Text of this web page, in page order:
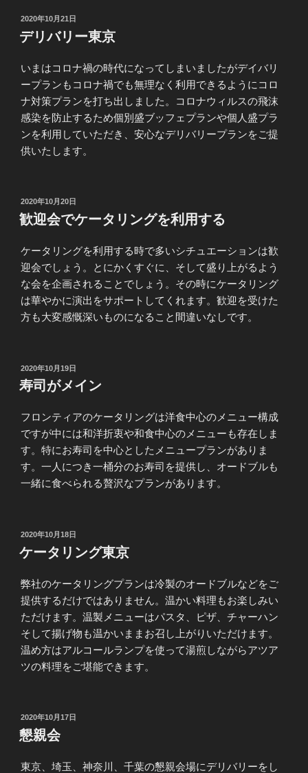
投
稿
日:
2020年10月21日
デリバリー東京
いまはコロナ禍の時代になってしまいましたがデイバリ
ープランもコロナ禍でも無理なく利用できるようにコロ
ナ対策プランを打ち出しました。コロナウィルスの飛沫
感染を防止するため個別盛ブッフェプランや個人盛プラ
ンを利用していただき、安心なデリバリープランをご提
供いたします。
投
稿
日:
2020年10月20日
歓迎会でケータリングを利用する
ケータリングを利用する時で多いシチュエーションは歓
迎会でしょう。とにかくすぐに、そして盛り上がるよう
な会を企画されることでしょう。その時にケータリング
は華やかに演出をサポートしてくれます。歓迎を受けた
方も大変感慨深いものになること間違いなしです。
投
稿
日:
2020年10月19日
寿司がメイン
フロンティアのケータリングは洋食中心のメニュー構成
ですが中には和洋折衷や和食中心のメニューも存在しま
す。特にお寿司を中心としたメニュープランがありま
す。一人につき一桶分のお寿司を提供し、オードブルも
一緒に食べられる贅沢なプランがあります。
投
稿
日:
2020年10月18日
ケータリング東京
弊社のケータリングプランは冷製のオードブルなどをご
提供するだけではありません。温かい料理もお楽しみい
ただけます。温製メニューはパスタ、ピザ、チャーハン
そして揚げ物も温かいままお召し上がりいただけます。
温め方はアルコールランプを使って湯煎しながらアツア
ツの料理をご堪能できます。
投
稿
日:
2020年10月17日
懇親会
東京、埼玉、神奈川、千葉の懇親会場にデリバリーをし